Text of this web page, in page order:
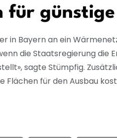
für
in Bayern an ein
die Staatsregierung
sagte Stümpfig.
für den Ausbau